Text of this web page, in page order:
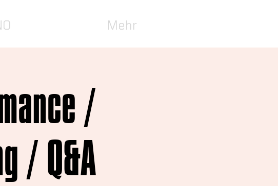
Mehr
/
/ Q&A